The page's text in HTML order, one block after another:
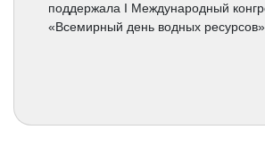
поддержала I Международный
«Всемирный день водных ресурсов»